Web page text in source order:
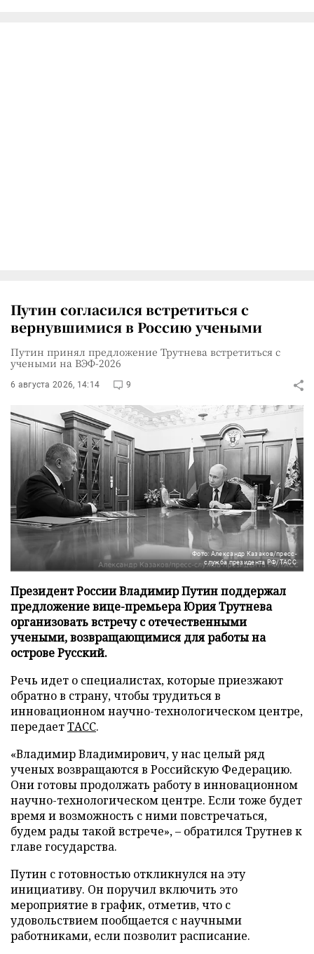
Путин согласился встретиться с
вернувшимися в Россию учеными
Путин принял предложение Трутнева встретиться с
учеными на ВЭФ-2026
6 августа 2026, 14:14 9
Фото: Александр Казаков/пресс-
служба президента РФ/ТАСС
Президент России Владимир Путин поддержал
предложение вице-премьера Юрия Трутнева
организовать встречу с отечественными
учеными, возвращающимися для работы на
острове Русский.
Речь идет о специалистах, которые приезжают
обратно в страну, чтобы трудиться в
инновационном научно-технологическом центре,
передаетТАСС.
«Владимир Владимирович, у нас целый ряд
ученых возвращаются в Российскую Федерацию.
Они готовы продолжать работу в инновационном
научно-технологическом центре. Если тоже будет
время и возможность с ними повстречаться,
будем рады такой встрече», – обратился Трутнев к
главе государства.
Путин с готовностью откликнулся на эту
инициативу. Он поручил включить это
мероприятие в график, отметив, что с
удовольствием пообщается с научными
работниками, если позволит расписание.